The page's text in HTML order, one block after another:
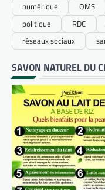
numérique
OMS
politique
RDC
réseaux sociaux
SAVON NATUREL DU